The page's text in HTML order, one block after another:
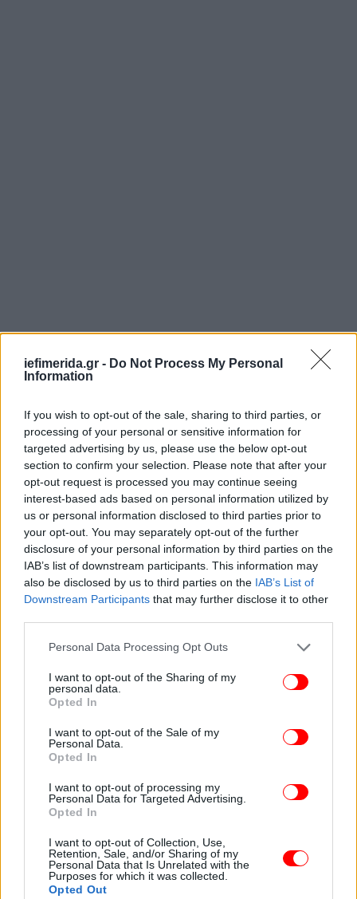
iefimerida.gr - Do Not Process My Personal
Information
If you wish to opt-out of the sale, sharing to third parties, or
processing of your personal or sensitive information for
targeted advertising by us, please use the below opt-out
section to confirm your selection. Please note that after your
opt-out request is processed you may continue seeing
interest-based ads based on personal information utilized by
us or personal information disclosed to third parties prior to
your opt-out. You may separately opt-out of the further
disclosure of your personal information by third parties on the
IAB’s list of downstream participants. This information may
also be disclosed by us to third parties on the IAB’s List of
Downstream Participants that may further disclose it to other
Please note that this website/app uses one or more Google
not limited to your visit or usage behaviour. You may click to
grant or deny consent to Google and its third-party tags to
use your data for below specified purposes in below Google
consent section.
Personal Data Processing Opt Outs
I want to opt-out of the Sharing of my
personal data.
Opted In
I want to opt-out of the Sale of my
Personal Data.
Opted In
I want to opt-out of processing my
Personal Data for Targeted Advertising.
Opted In
I want to opt-out of Collection, Use,
Retention, Sale, and/or Sharing of my
Personal Data that Is Unrelated with the
Purposes for which it was collected.
Opted Out
Σε άλλο σημείο της συνέντευξής της,η Άριελ
Κωνσταντινίδη μίλησε και για τη σχέση της με την
Αλίκη Βουγιουκλάκη, την οποία χαρακτήρισε
«καρμική».
«Η γνωριμία μου με την Αλίκη Βουγιουκλάκη ήταν
συνδεόμασταν με αυτή τη γυναίκα. Εγώ την Αλίκη
την έχω μέσα μου και σαν ένα πολύ τραγικό
πρόσωπο. Φοβόταν πολύ για την εικόνα της, για
αυτό το λέω. Είχε τόσο πολύ ανάγκη την αποδοχή.
Έδωσε τα νιάτα της, έδωσε το χαμόγελό της και
πίστευε ότι αυτό ήταν το μοναδικό εισιτήριο για να
έχει την αποδοχή του κόσμου. Κάπως εγκλωβίστηκε
στην εικόνα», είπε χαρακτηριστικά η ηθοποιός.
ΟΛΕΣ ΟΙ ΕΙΔΗΣΕΙΣ
Ο Γεράσιμος Μιχελής «διαγνώστηκε με την τρομερή